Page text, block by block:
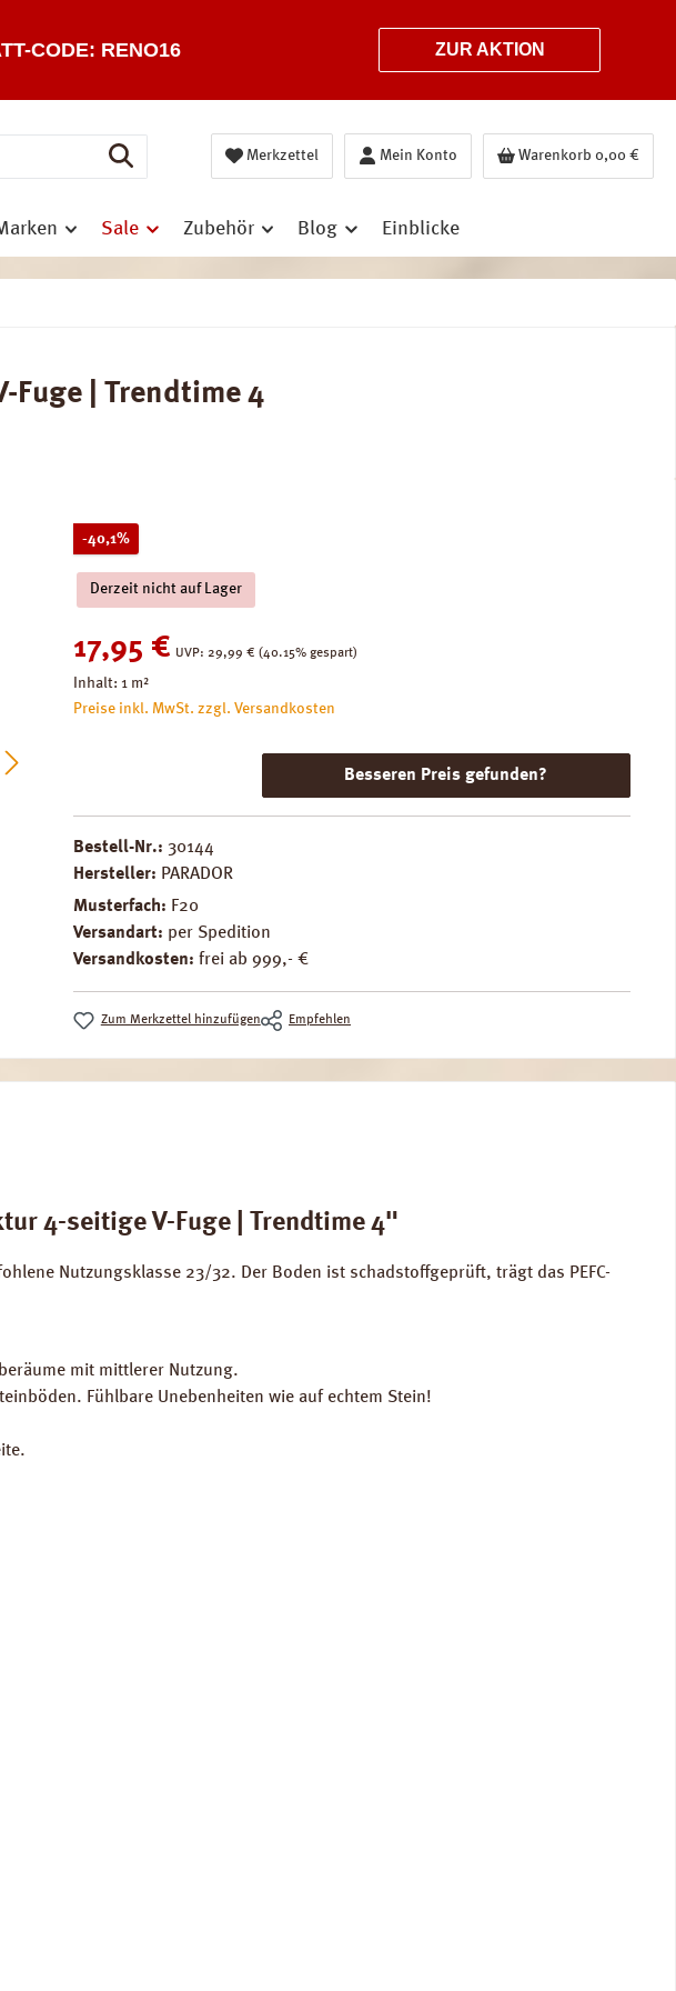
CODE: RENO16 ZUR AKTION
Merkzettel Mein Konto Warenkorb 0,00 €
Sale Zubehör Blog Einblicke
Fuge | Trendtime 4
-40,1%Rabatt
Derzeit nicht auf Lager
Verkaufspreis:
17,95 € UVP: Regulärer Preis:
29,99 € (40.15% gespart)
Inhalt: 1 m²
Preise inkl. MwSt. zzgl. Versandkosten
Besseren Preis gefunden?
Bestell-Nr.: 30144
Hersteller: PARADOR
Musterfach: F20
Versandart: per Spedition
Versandkosten: frei ab 999,- €
Zum Merkzettel hinzufügen Empfehlen
4-seitige V-Fuge | Trendtime 4"
Nutzungsklasse 23/32. Der Boden ist schadstoffgeprüft, trägt das PEFC-
mit mittlerer Nutzung.
Fühlbare Unebenheiten wie auf echtem Stein!